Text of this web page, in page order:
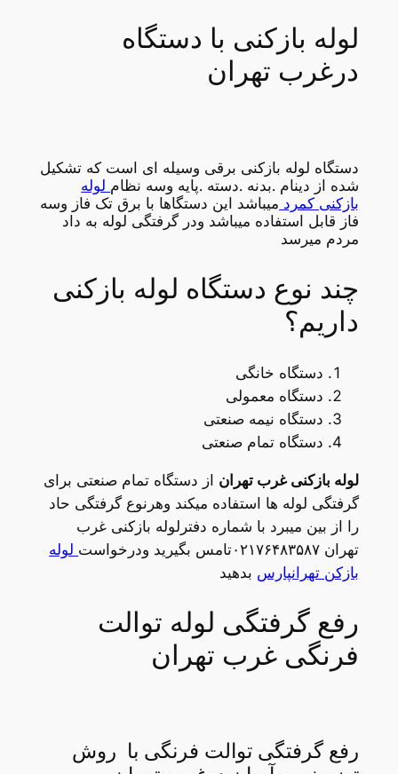
لوله بازکنی با دستگاه
درغرب تهران
دستگاه لوله بازکنی برقی وسیله ای است که تشکیل
شده از دینام .بدنه .دسته .پایه وسه نظام لوله
بازکنی کمرد میباشد این دستگاها با برق تک فاز وسه
فاز قابل استفاده میباشد ودر گرفتگی لوله به داد
مردم میرسد
چند نوع دستگاه لوله بازکنی
داریم؟
دستگاه خانگی
دستگاه معمولی
دستگاه نیمه صنعتی
دستگاه تمام صنعتی
لوله بازکنی غرب تهران از دستگاه تمام صنعتی برای
گرفتگی لوله ها استفاده میکند وهرنوع گرفتگی حاد
را از بین میبرد با شماره دفترلوله بازکنی غرب
تهران ۰۲۱۷۶۴۸۳۵۸۷تامس بگیرید ودرخواست
لوله
بازکن تهرانپارس بدهید
رفع گرفتگی لوله توالت
فرنگی غرب تهران
رفع گرفتگی توالت فرنگی با روش